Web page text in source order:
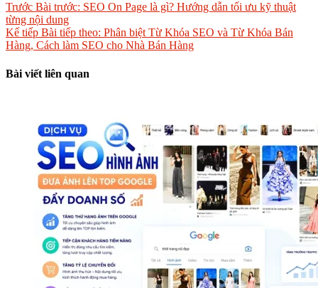
Trước Bài trước: SEO On Page là gì? Hướng dẫn tối ưu kỹ thuật
từng nội dung
Kế tiếp Bài tiếp theo: Phân biệt Từ Khóa SEO và Từ Khóa Bán
Hàng, Cách làm SEO cho Nhà Bán Hàng
Bài viết liên quan